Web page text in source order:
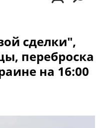
сделки",
переброска
на 16:00